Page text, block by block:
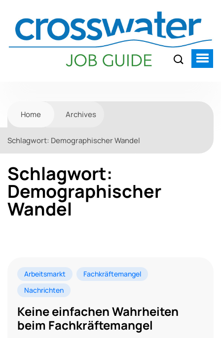
Home Archives
Schlagwort: Demographischer Wandel
Schlagwort:
Demographischer
Wandel
Arbeitsmarkt
Fachkräftemangel
Nachrichten
Keine einfachen Wahrheiten
beim Fachkräftemangel